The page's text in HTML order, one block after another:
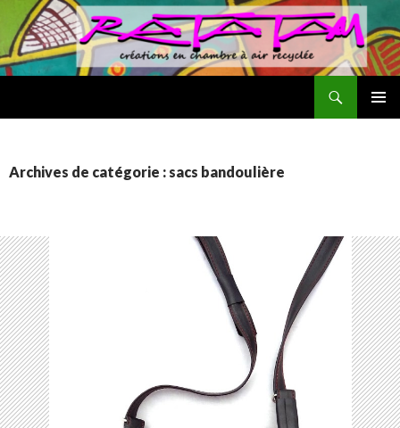
Archives de catégorie : sacs bandoulière